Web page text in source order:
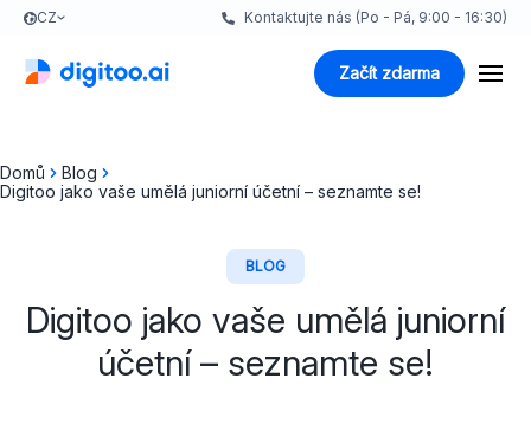
CZ Kontaktujte nás (Po - Pá, 9:00 - 16:30)
Začít zdarma
Domů
Blog
Digitoo jako vaše umělá juniorní účetní – seznamte se!
BLOG
Digitoo jako vaše umělá juniorní
účetní – seznamte se!